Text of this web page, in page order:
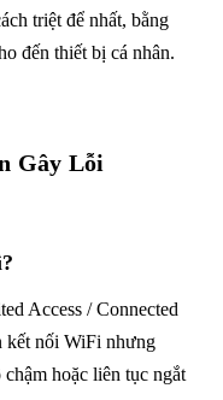
triệt để nhất, bằng
đến thiết bị cá nhân.
Gây Lỗi
Access / Connected
kết nối WiFi nhưng
chậm hoặc liên tục ngắt